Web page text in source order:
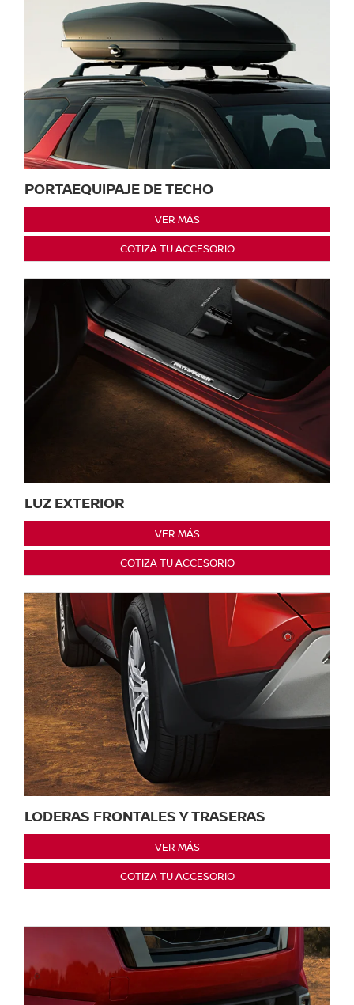
PORTAEQUIPAJE DE TECHO
VER MÁS
COTIZA TU ACCESORIO
LUZ EXTERIOR
VER MÁS
COTIZA TU ACCESORIO
LODERAS FRONTALES Y TRASERAS
VER MÁS
COTIZA TU ACCESORIO